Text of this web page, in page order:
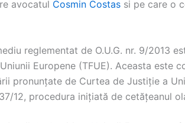
avocatul Cosmin Costas si pe care o
reglementat de O.U.G. nr. 9/2013
Europene (TFUE). Aceasta este
pronunțate de Curtea de Justiție a
12, procedura inițiată de cetățeanul